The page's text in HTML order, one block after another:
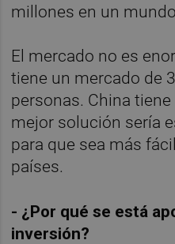
millones en un
El mercado no es
tiene un mercado de
personas. China
mejor solución sería
para que sea más
países.
- ¿Por qué se está
inversión?